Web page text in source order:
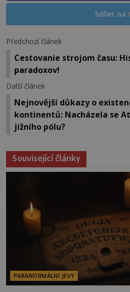
Sdílet na
Předchozí článek
Cestovanie strojom času:
paradoxov!
Další článek
Nejnovější důkazy o
kontinentů: Nacházela se
jižního pólu?
Související články
PARANORMÁLNÍ JEVY